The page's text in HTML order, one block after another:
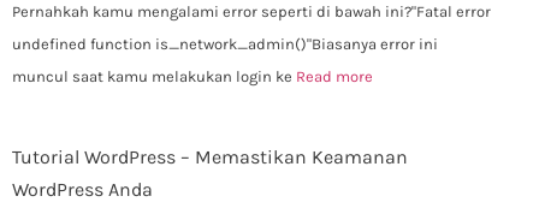
Pernahkah kamu mengalami error seperti di bawah ini?"Fatal error
undefined function is_network_admin()"Biasanya error ini
muncul saat kamu melakukan login ke Read more
Tutorial WordPress – Memastikan Keamanan
WordPress Anda